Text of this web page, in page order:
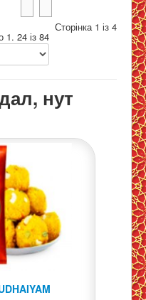
Сторінка 1 із 4
1. 24 із 84
нут